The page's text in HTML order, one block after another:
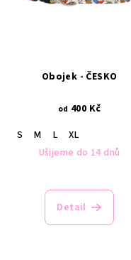
Obojek - ČESKO
od 400 Kč
S
M L
XL
Ušijeme do 14 dnů
Detail